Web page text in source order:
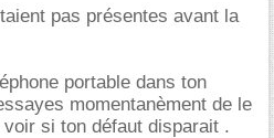
pas présentes avant la
portable dans ton
momentanèment de le
si ton défaut disparait .